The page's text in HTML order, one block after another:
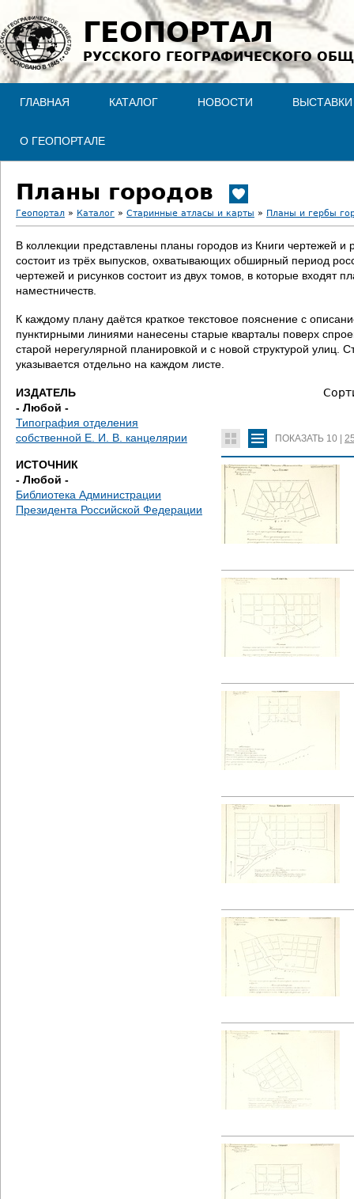
Jump to navigation
ГЕОПОРТАЛ
РУССКОГО ГЕОГРАФИЧЕСКОГО
ГЛАВНАЯ КАТАЛОГ НОВОСТИ ВЫСТАВКИ
О ГЕОПОРТАЛЕ
Планы городов
В
ы
д
е
с
ь
Геопортал » Каталог » Старинные атласы и карты » Планы и гербы
В коллекции представлены планы городов из Книги чертежей
состоит из трёх выпусков, охватывающих обширный период
чертежей и рисунков состоит из двух томов, в которые входят
наместничеств.
К каждому плану даётся краткое текстовое пояснение с
пунктирными линиями нанесены старые кварталы поверх
старой нерегулярной планировкой и с новой структурой
указывается отдельно на каждом листе.
ИЗДАТЕЛЬ
- Любой -
Типография отделения
собственной Е. И. В. канцелярии
ИСТОЧНИК
- Любой -
Библиотека Администрации
Президента Российской Федерации
ПОКАЗАТЬ 10 |